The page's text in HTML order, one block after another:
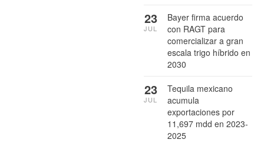
Bayer firma acuerdo
con RAGT para
comercializar a gran
escala trigo híbrido en
2030
23
JUL
Tequila mexicano
acumula
exportaciones por
11,697 mdd en 2023-
2025
23
JUL